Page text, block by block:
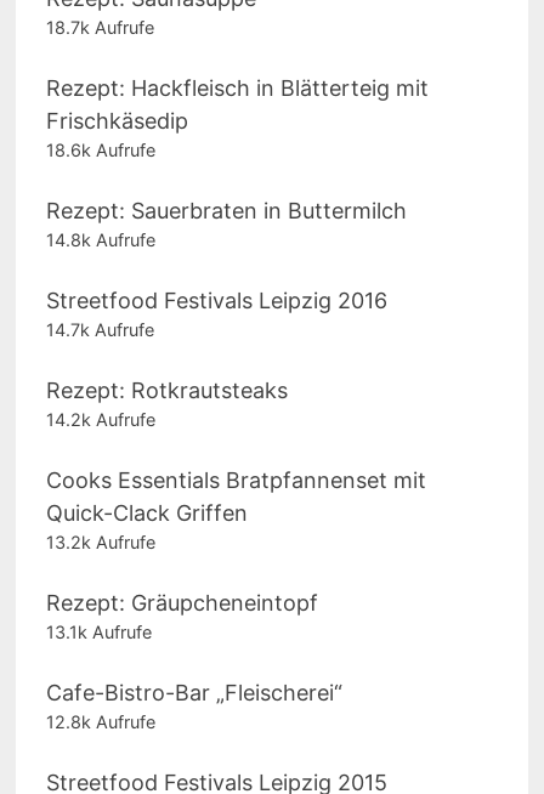
18.7k Aufrufe
Rezept: Hackfleisch in Blätterteig mit
Frischkäsedip
18.6k Aufrufe
Rezept: Sauerbraten in Buttermilch
14.8k Aufrufe
Streetfood Festivals Leipzig 2016
14.7k Aufrufe
Rezept: Rotkrautsteaks
14.2k Aufrufe
Cooks Essentials Bratpfannenset mit
Quick-Clack Griffen
13.2k Aufrufe
Rezept: Gräupcheneintopf
13.1k Aufrufe
Cafe-Bistro-Bar „Fleischerei“
12.8k Aufrufe
Streetfood Festivals Leipzig 2015